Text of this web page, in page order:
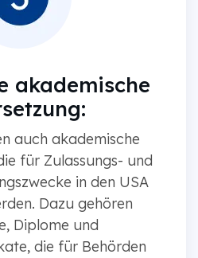
akademische
auch akademische
für Zulassungs- und
in den USA
Dazu gehören
Diplome und
die für Behörden